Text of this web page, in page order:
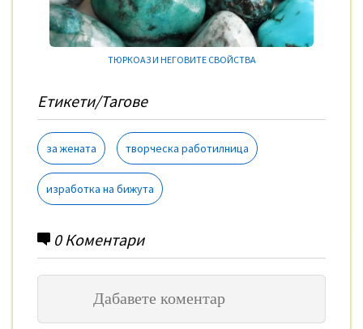
ТЮРКОАЗ И НЕГОВИТЕ СВОЙСТВА
Етикети/Тагове
за жената творческа работилница
изработка на бижута
0Коментари